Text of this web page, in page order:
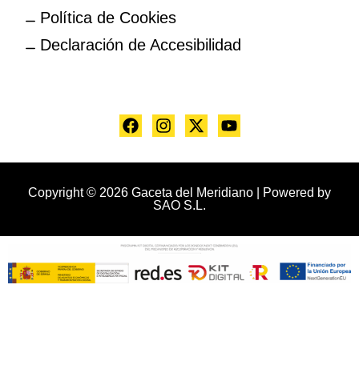
Política de Cookies
Declaración de Accesibilidad
Copyright © 2026 Gaceta del Meridiano | Powered by
SAO S.L.